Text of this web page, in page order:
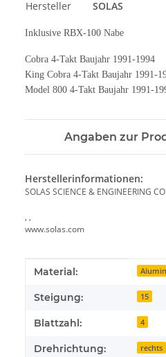
Hersteller SOLAS
Inklusive RBX-100 Nabe
Cobra 4-Takt Baujahr 1991-1994
King Cobra 4-Takt Baujahr 1991-
Model 800 4-Takt Baujahr 1991-
Angaben zur
Herstellerinformationen:
SOLAS SCIENCE & ENGINEERING
, ,
www.solas.com
Produkteigenschaft
Wert
Material:
Steigung: 15
Blattzahl: 4
Drehrichtung: rechts